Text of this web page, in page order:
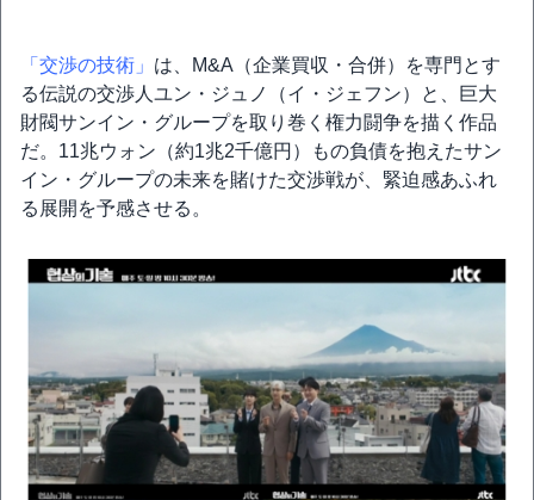
「交渉の技術」 は、M&A（企業買収・合併）を専門とす
る伝説の交渉人ユン・ジュノ（イ・ジェフン）と、巨大
財閥サンイン・グループを取り巻く権力闘争を描く作品
だ。11兆ウォン（約1兆2千億円）もの負債を抱えたサン
イン・グループの未来を賭けた交渉戦が、緊迫感あふれ
る展開を予感させる。